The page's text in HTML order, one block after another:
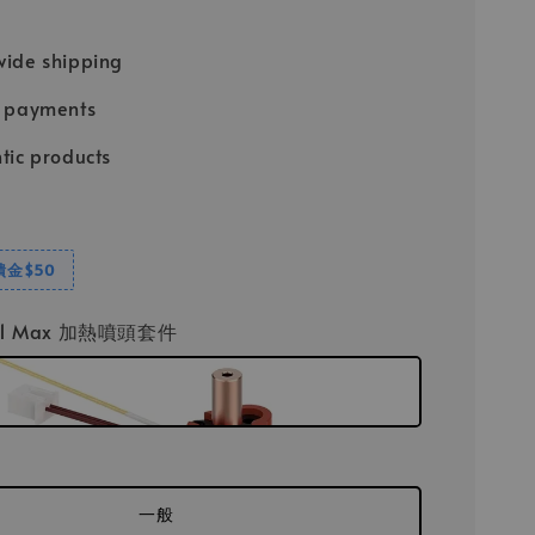
shipping
payments
products
金$50
Max 加熱噴頭套件
一般